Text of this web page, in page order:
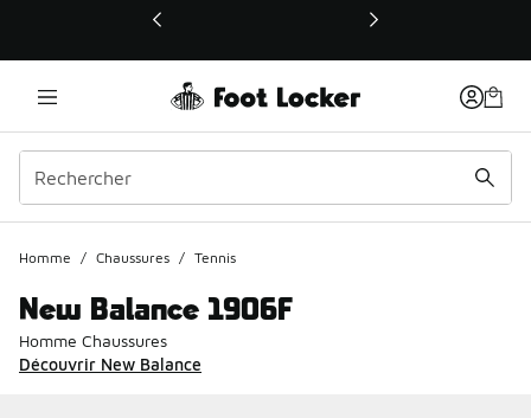
Ce lien ouvrira une nouvelle fenêtre
Homme / Chaussures / Tennis
New Balance 1906F
Homme Chaussures
Découvrir New Balance